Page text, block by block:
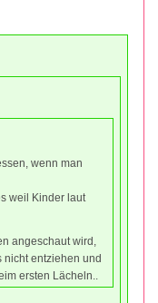
wenn man
weil Kinder laut
angeschaut wird,
nicht entziehen und
ersten Lächeln..